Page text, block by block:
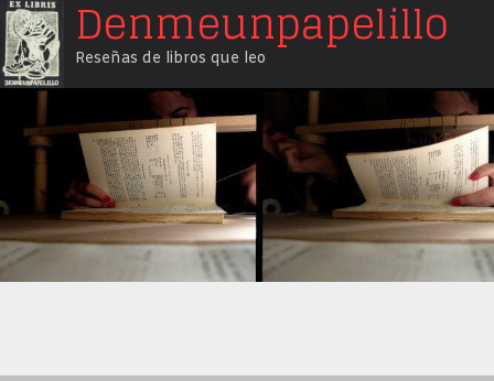
Saltar
al
contenido
Denmeunpapelillo
Reseñas de libros que leo